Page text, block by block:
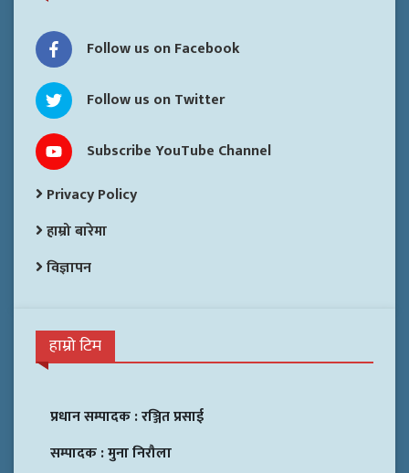
Follow us on Facebook
Follow us on Twitter
Subscribe YouTube Channel
Privacy Policy
हाम्रो बारेमा
विज्ञापन
हाम्रो टिम
प्रधान सम्पादक :रञ्जित प्रसाई
सम्पादक :मुना निरौला